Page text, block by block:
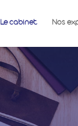
Le cabinet Nos